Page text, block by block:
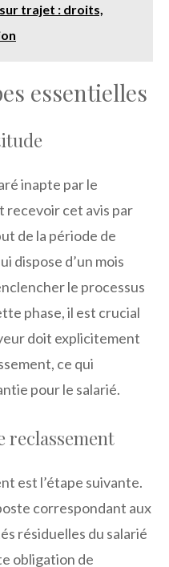
trajet : droits,
essentielles
inapte par le
recevoir cet avis par
de la période de
dispose d’un mois
le processus
phase, il est crucial
doit explicitement
ce qui
pour le salarié.
reclassement
est l’étape suivante.
correspondant aux
résiduelles du salarié
obligation de